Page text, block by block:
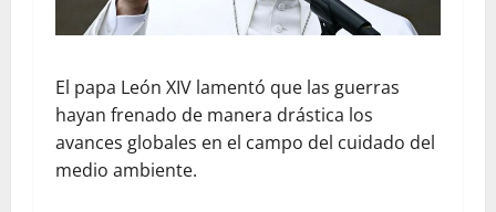
El papa León XIV lamentó que las guerras
hayan frenado de manera drástica los
avances globales en el campo del cuidado del
medio ambiente.